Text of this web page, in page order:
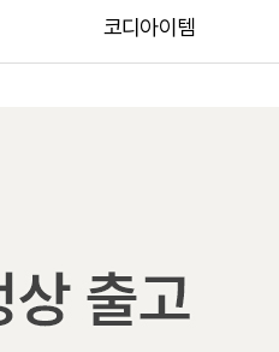
코디아이템